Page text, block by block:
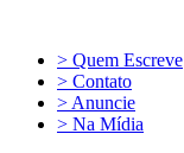
> Quem Escreve
> Contato
> Anuncie
> Na Mídia